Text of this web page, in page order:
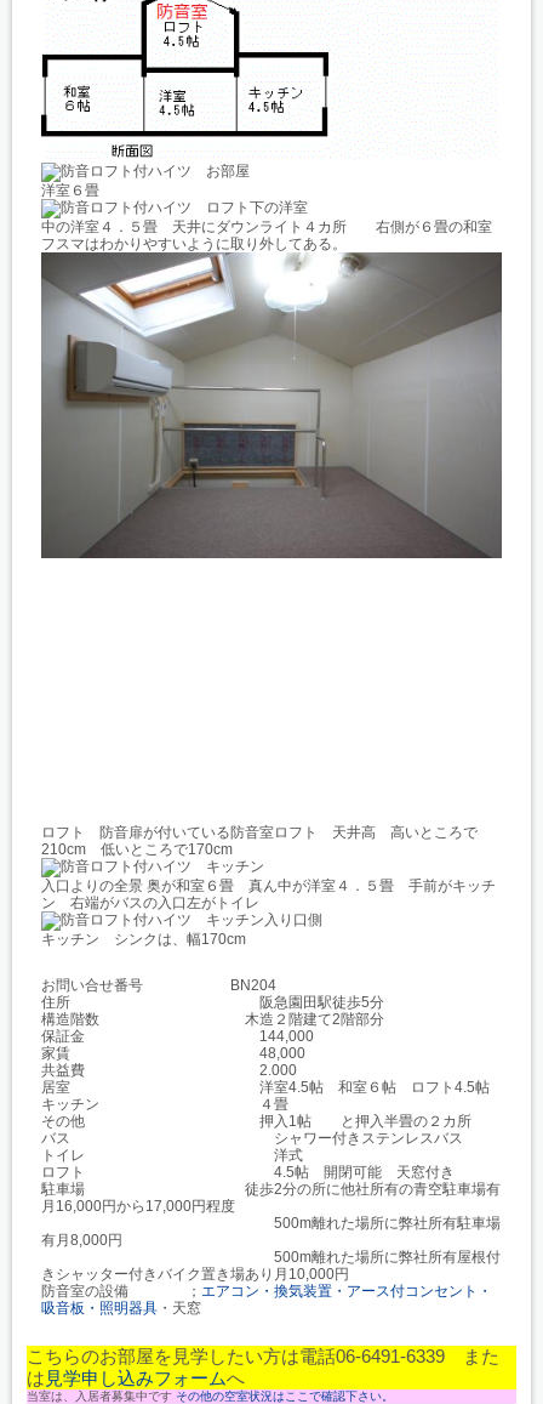
洋室６畳
中の洋室４．５畳 天井にダウンライト４カ所 右側が６畳の和室
フスマはわかりやすいように取り外してある。
ロフト 防音扉が付いている防音室ロフト 天井高 高いところで
210cm 低いところで170cm
入口よりの全景 奥が和室６畳 真ん中が洋室４．５畳 手前がキッチ
ン 右端がバスの入口左がトイレ
キッチン シンクは、幅170cm
お問い合せ番号 BN204
住所 阪急園田駅徒歩5分
構造階数 木造２階建て2階部分
保証金 144,000
家賃 48,000
共益費 2.000
居室 洋室4.5帖 和室６帖 ロフト4.5帖
キッチン ４畳
その他 押入1帖 と押入半畳の２カ所
バス シャワー付きステンレスバス
トイレ 洋式
ロフト 4.5帖 開閉可能 天窓付き
駐車場 徒歩2分の所に他社所有の青空駐車場有
月16,000円から17,000円程度
500m離れた場所に弊社所有駐車場
有月8,000円
500m離れた場所に弊社所有屋根付
きシャッター付きバイク置き場あり月10,000円
防音室の設備 ； エアコン・換気装置・アース付コンセント・
吸音板・照明器具 ・天窓
こちらのお部屋を見学したい方は電話06-6491-6339 また
は 見学申し込みフォームへ
当室は、入居者募集中です その他の空室状況はここで確認下さい。